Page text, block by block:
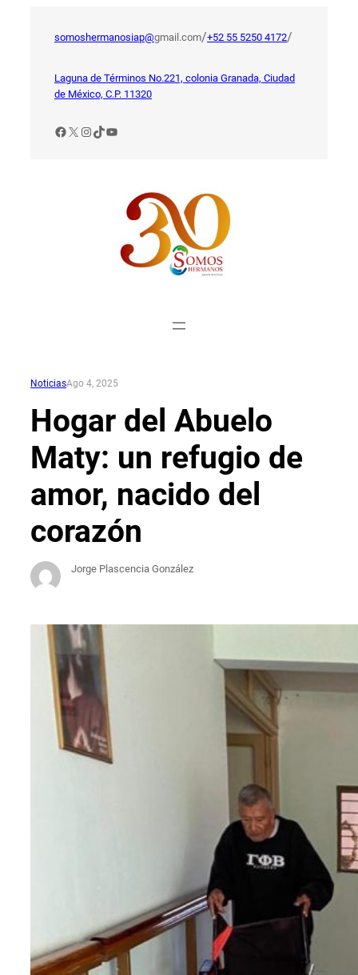
somoshermanosiap@gmail.com/+52 55 5250 4172/
Laguna de Términos No.221, colonia Granada, Ciudad
de México, C.P. 11320
Facebook
X Instagram
TikTok
YouTube
NoticiasAgo 4, 2025
Hogar del Abuelo
Maty: un refugio de
amor, nacido del
corazón
Jorge Plascencia González